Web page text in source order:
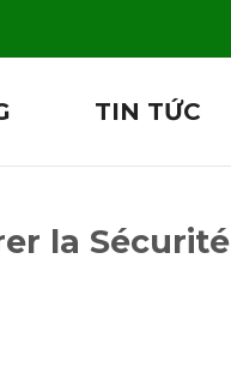
TIN TỨC
la Sécurité